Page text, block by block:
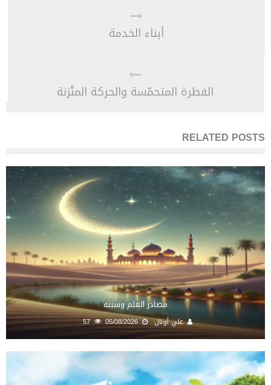
أبناء الخدمة
الفطرة المتحمّسة والحركة المتّزنة
RELATED POSTS
مصادر العلم وسببه
علي أونال 05/08/2026
57